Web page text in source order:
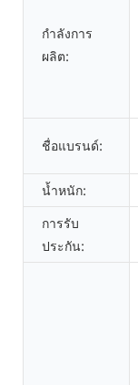
กำลังการ
ผลิต:
ชื่อแบรนด์:
น้ำหนัก:
การรับ
ประกัน: